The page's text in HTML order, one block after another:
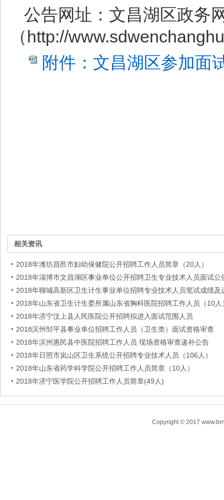
公告网址：文昌湖区政务
（http://
附件：文昌湖区参加面
相关资讯
2018年潍坊昌邑市妇幼保健院公开招聘工作人员简章（20人）
2018年淄博市文昌湖区事业单位公开招聘卫生专业技术人员面试公
2018年聊城高新区卫生计生事业单位招聘专业技术人员笔试成绩及
2018年山东省卫生计生委所属山东省胸科医院招聘工作人员（10人
2018年济宁汶上县人民医院公开招聘拟进入面试范围人员
2018滨州邹平县事业单位招聘工作人员（卫生类）面试资格审查
2018年滨州惠民县中医院招聘工作人员 现场资格审查递补公告
2018年日照市岚山区卫生系统公开招聘专业技术人员（106人）
2018年山东省药学科学院公开招聘工作人员简章（10人）
2018年济宁医学院公开招聘工作人员简章(49人)
Copyright © 2017